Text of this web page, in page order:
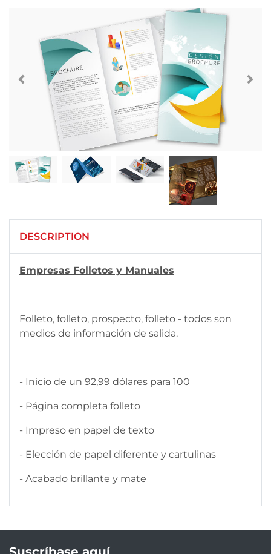
DESCRIPTION
Empresas Folletos y Manuales
Folleto, folleto, prospecto, folleto - todos son
medios de información de salida.
- Inicio de un 92,99 dólares para 100
- Página completa folleto
- Impreso en papel de texto
- Elección de papel diferente y cartulinas
- Acabado brillante y mate